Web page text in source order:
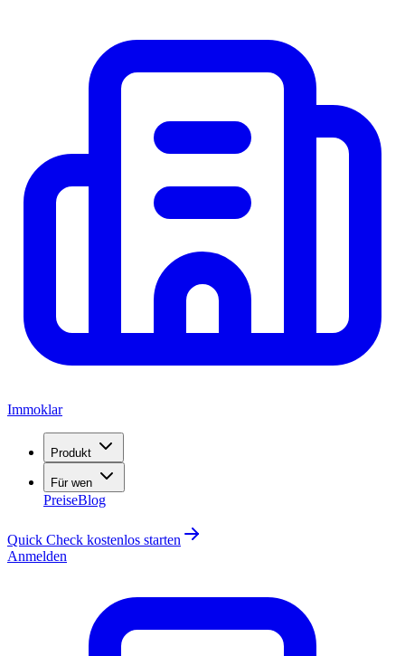
Immoklar
Produkt
Für wen
PreiseBlog
Quick Check kostenlos starten
Anmelden